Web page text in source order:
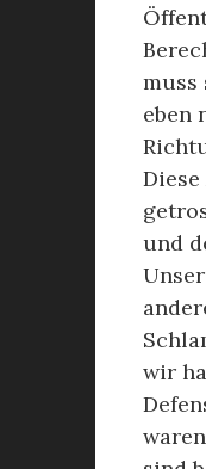
muss
eben
und
wir